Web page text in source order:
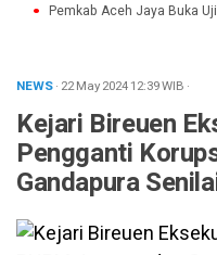
Pemkab Aceh Jaya Buka
NEWS· 22 May 202412:39WIB ·
Kejari Bireuen
Pengganti
Gandapura